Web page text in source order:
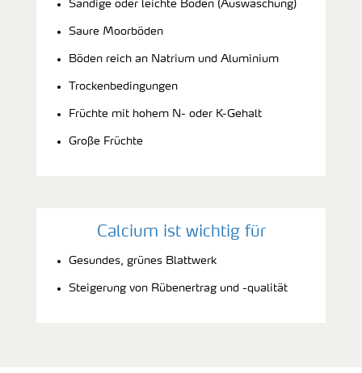
Sandige oder leichte Böden (Auswaschung)
Saure Moorböden
Böden reich an Natrium und Aluminium
Trockenbedingungen
Früchte mit hohem N- oder K-Gehalt
Große Früchte
Calcium ist wichtig für
Gesundes, grünes Blattwerk
Steigerung von Rübenertrag und -qualität